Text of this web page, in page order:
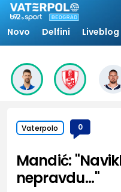
Novo Delfini Liveblog
Vaterpolo 0
Mandić:
nepravdu..."